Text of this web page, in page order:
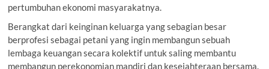
pertumbuhan ekonomi masyarakatnya.
Berangkat dari keinginan keluarga yang sebagian besar
berprofesi sebagai petani yang ingin membangun sebuah
lembaga keuangan secara kolektif untuk saling membantu
membangun perekonomian mandiri dan kesejahteraan bersama.